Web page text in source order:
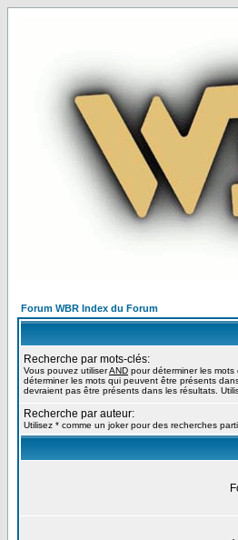
Forum WBR Index du Forum
Recherche par mots-clés:
Vous pouvez utiliserAND pour déterminer les
déterminer les mots qui peuvent être présents
devraient pas être présents dans les résultats.
Recherche par auteur:
Utilisez * comme un joker pour des recherches